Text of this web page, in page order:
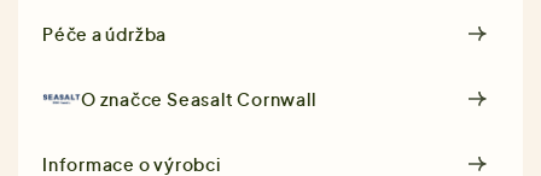
Péče a údržba
O značceSeasalt Cornwall
Informace o výrobci